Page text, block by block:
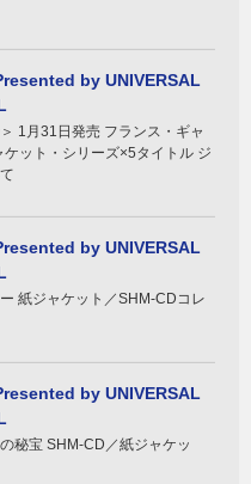
by UNIVERSAL
1月31日発売 フランス・ギャ
ット・シリーズ×5タイトル ジ
by UNIVERSAL
紙ジャケット／SHM-CDコレ
by UNIVERSAL
秘宝 SHM-CD／紙ジャケッ